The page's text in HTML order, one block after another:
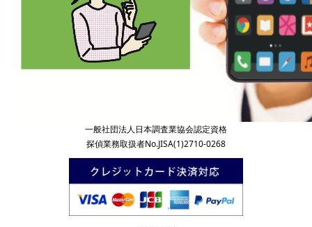
一般社団法人日本調査業協会認定資格
探偵業務取扱者No.JISA(1)2710-0268